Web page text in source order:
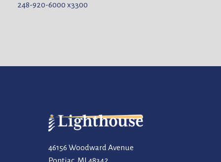
248-920-6000x3300
46156 Woodward Avenue